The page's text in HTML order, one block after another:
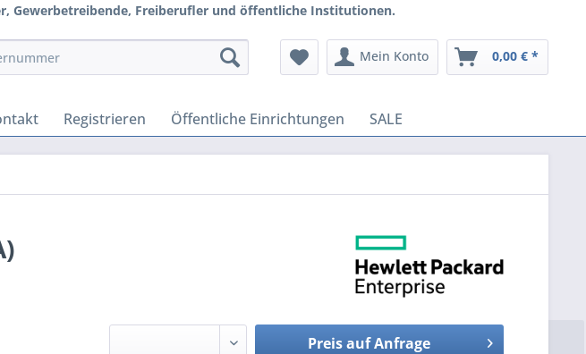
Gewerbetreibende, Freiberufler und öffentliche Institutionen.
Mein Konto 0,00 € *
Registrieren Öffentliche Einrichtungen SALE
Preis auf Anfrage